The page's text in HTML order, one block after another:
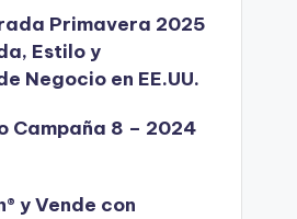
Primavera 2025
Estilo y
Negocio en EE.UU.
Campaña 8 – 2024
y Vende con